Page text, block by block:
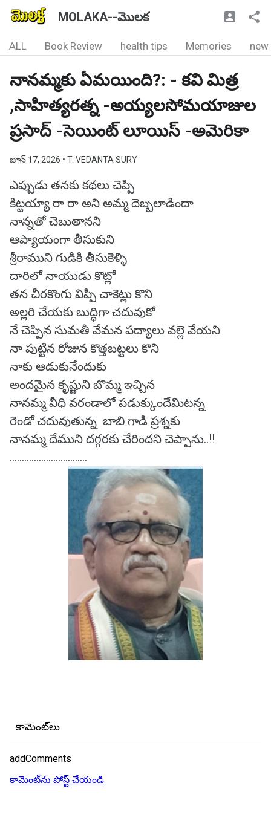
MOLAKA--మొలక
ALL Book Review health tips Memories new
నానమ్మకు ఏమయింది?: - కవి మిత్ర
,సాహిత్యరత్న -అయ్యలసోమయాజుల
ప్రసాద్ -సెయింట్ లూయిస్ -అమెరికా
జూన్ 17, 2026 • T. VEDANTA SURY
ఎప్పుడు తనకు కథలు చెప్పి
కిట్టయ్యా రా రా అని అమ్మ దెబ్బలాడిందా
నాన్నతో చెబుతానని
ఆప్యాయంగా తీసుకుని
శ్రీరాముని గుడికి తీసుకెళ్ళి
దారిలో నాయుడు కొట్లో
తన చీరకొంగు విప్పి చాకెట్లు కొని
అల్లరి చేయకు బుద్ధిగా చదువుకో
నే చెప్పిన సుమతీ వేమన పద్యాలు వల్లె వేయని
నా పుట్టిన రోజున కొత్తబట్టలు కొని
నాకు ఆడుకునేందుకు
అందమైన కృష్ణుని బొమ్మ ఇచ్చిన
నానమ్మ వీధి వరండాలో పడుక్కుందేమిటన్న
రెండో చదువుతున్న బాబి గాడి ప్రశ్నకు
నానమ్మ దేముని దగ్గరకు చేరిందని చెప్పాను..!!
................................
కామెంట్‌లు
addComments
కామెంట్‌ను పోస్ట్ చేయండి